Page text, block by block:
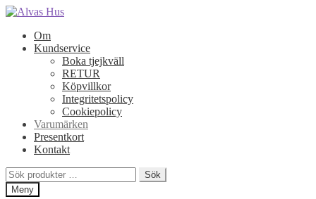
Hoppa
navigering
Hoppa
innehållOm
Kundservice
Boka tjejkväll
RETUR
Köpvillkor
Integritetspolicy
Cookiepolicy
Varumärken
Presentkort
Kontakt
Sök
efter:
Sök
Meny